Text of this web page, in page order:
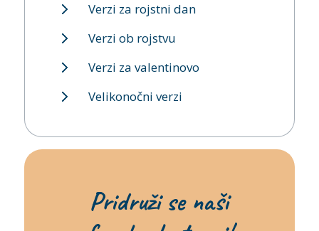
Verzi za rojstni dan
Verzi ob rojstvu
Verzi za valentinovo
Velikonočni verzi
Pridruži se naši